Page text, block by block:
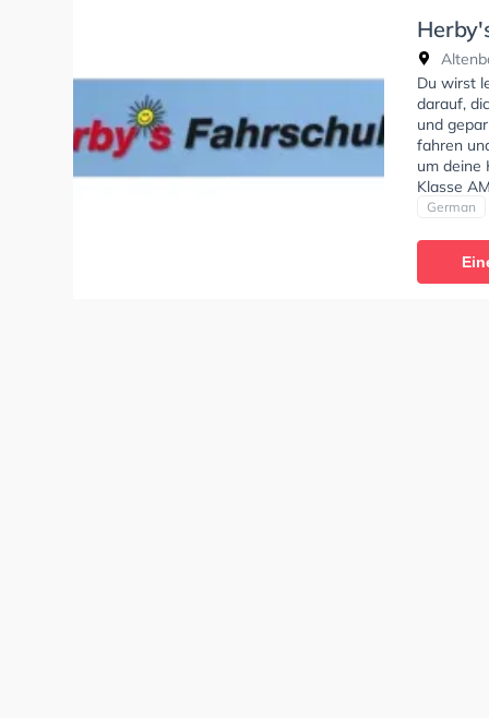
Du wirst
darauf,
und
fahren
um deine
Klasse
C,
German